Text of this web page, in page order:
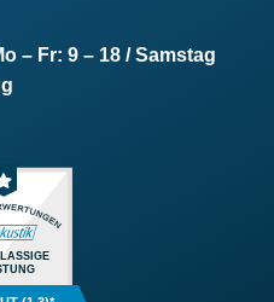
– Fr: 9 – 18 / Samstag